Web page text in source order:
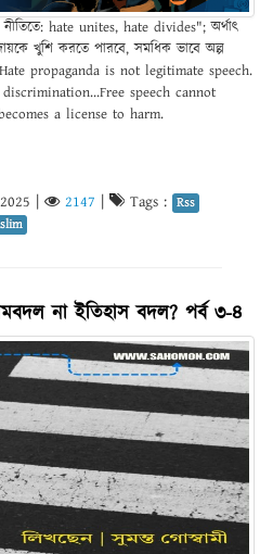
hate unites, hate divides"; অর্থাৎ
খুশি করতে পারবে, সমধিক ভাবে অল্প
Hate propaganda is not legitimate speech.
speech cannot
a license to harm.
2147 Tags : Rss
না ইতিহাস বদল? পর্ব ৩-৪